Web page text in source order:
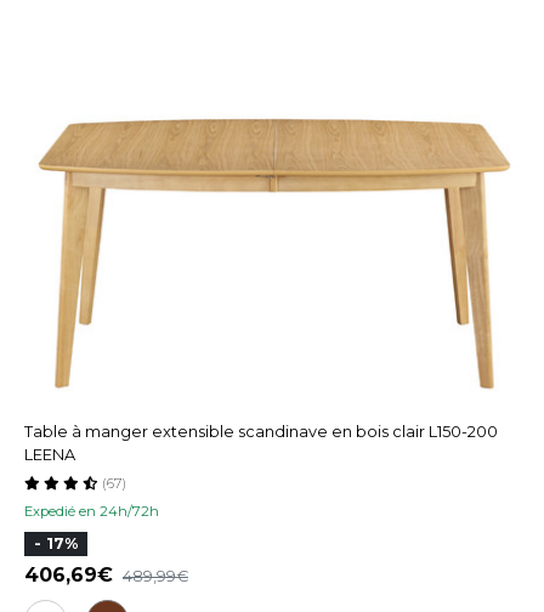
Table à manger extensible scandinave en bois clair L150-200
LEENA
Expedié en 24h/72h
(67)
- 17%
406,69 489,99